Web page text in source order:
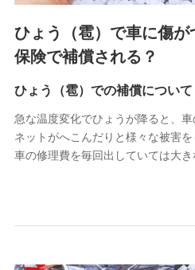
4.家族・友達紹介にて取得し
被紹介者への連絡、及び当社と
けている保険会社・提携会社の
供し、金融商品等の契約を勧奨す
アンケートやキャンペーン等の実
上記に係る連絡・手続き・管理等
5.通話録音にて取得する情報
ひょう（雹）で車に傷
保険で補償される？
ひょう（雹）での補償について
急な温度変化でひょうが降ると、
ネットがへこんだりと様々な被害を
車の修理費を毎回出していては大